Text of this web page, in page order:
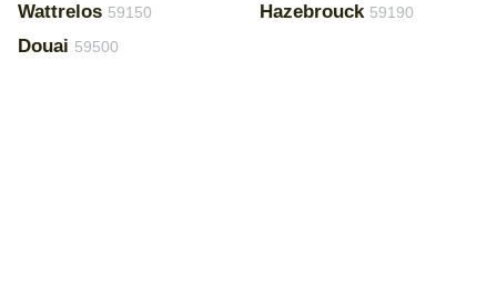
Wattrelos 59150
Douai 59500
Hazebrouck 59190